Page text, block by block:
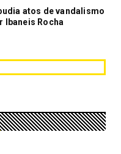
atos de vandalismo
Ibaneis Rocha